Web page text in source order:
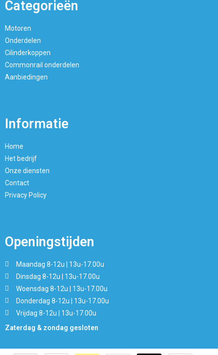
Categorieën
Motoren
Onderdelen
Cilinderkoppen
Commonrail onderdelen
Aanbiedingen
Informatie
Home
Het bedrijf
Onze diensten
Contact
Privacy Policy
Openingstijden
Maandag 8-12u | 13u-17.00u
Dinsdag 8-12u | 13u-17.00u
Woensdag 8-12u | 13u-17.00u
Donderdag 8-12u | 13u-17.00u
Vrijdag 8-12u | 13u-17.00u
Zaterdag & zondag gesloten